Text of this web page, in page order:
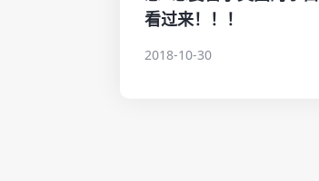
看过来！！！
2018-10-30